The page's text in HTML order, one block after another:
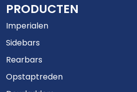
PRODUCTEN
Imperialen
Sidebars
Rearbars
Opstaptreden